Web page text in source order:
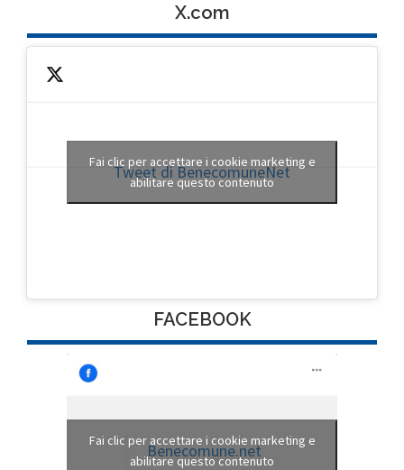
X.com
Tweet di BenecomuneNet
Fai clic per accettare i cookie marketing e
abilitare questo contenuto
FACEBOOK
Benecomune.net
Fai clic per accettare i cookie marketing e
abilitare questo contenuto